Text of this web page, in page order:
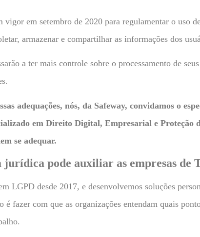
vigor em setembro de 2020 para regulamentar o uso
armazenar e compartilhar as informações dos
a ter mais controle sobre o processamento de
adequações, nós, da Safeway, convidamos o
em Direito Digital, Empresarial e Proteção
se adequar.
pode auxiliar as empresas de
LGPD desde 2017, e desenvolvemos soluções
fazer com que as organizações entendam quais